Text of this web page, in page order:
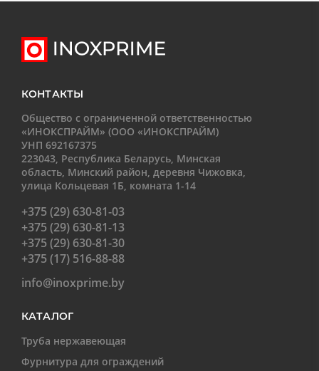
КОНТАКТЫ
Общество с ограниченной ответственностью
«ИНОКСПРАЙМ» (ООО «ИНОКСПРАЙМ)
УНП 692167375
223043, Республика Беларусь, Минская
область, Минский район, деревня Чижовка,
улица Кольцевая 1Б, комната 1-14
+375 (29) 630-81-03
+375 (29) 630-81-13
+375 (29) 630-81-30
+375 (17) 516-88-88
info@inoxprime.by
КАТАЛОГ
Труба нержавеющая
Фурнитура для ограждений